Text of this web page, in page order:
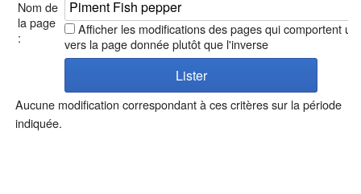
Nom de
la page
:
Afficher les modifications des pages qui comportent un
vers la page donnée plutôt que l'inverse
Aucune modification correspondant à ces critères sur la période
indiquée.